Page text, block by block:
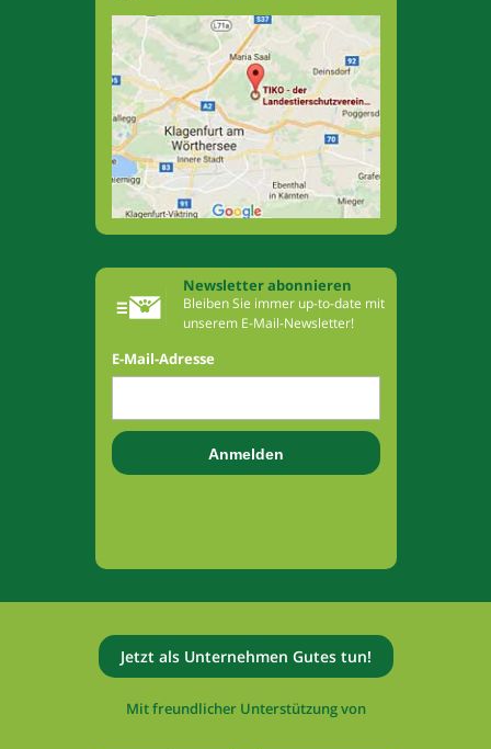
Newsletter abonnieren
Bleiben Sie immer up-to-date mit
unserem E-Mail-Newsletter!
E-Mail-Adresse
Jetzt als Unternehmen Gutes tun!
Mit freundlicher Unterstützung von